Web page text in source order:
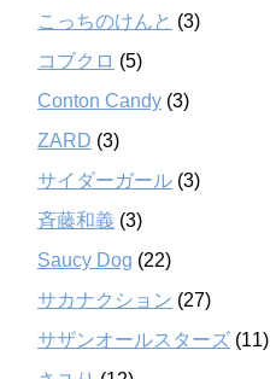
こっちのけんと (3)
コブクロ (5)
Conton Candy (3)
ZARD (3)
サイダーガール (3)
斉藤和義 (3)
Saucy Dog (22)
サカナクション (27)
サザンオールスターズ (11)